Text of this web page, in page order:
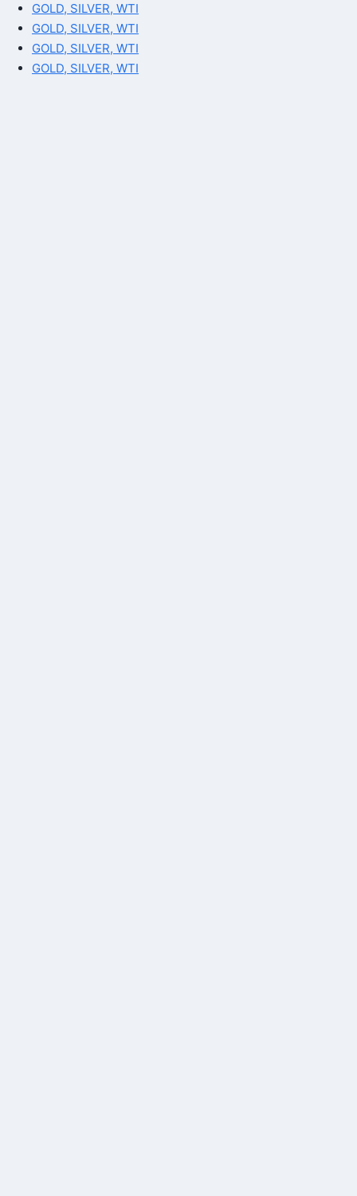
GOLD, SILVER, WTI
GOLD, SILVER, WTI
GOLD, SILVER, WTI
GOLD, SILVER, WTI